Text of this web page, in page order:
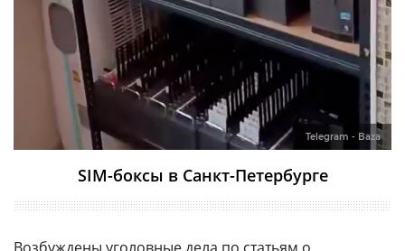
Telegram - Baza
SIM-боксы в Санкт-Петербурге